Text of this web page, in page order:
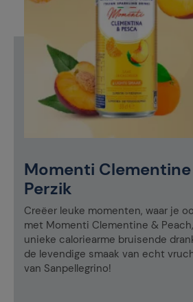
Momenti Clementine
Perzik
Creëer leuke momenten, waar je
met Momenti Clementine &
unieke caloriearme bruisende
de levendige smaak van echt
van Sanpellegrino!